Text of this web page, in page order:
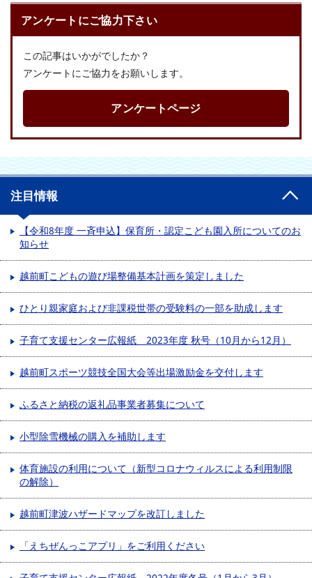
アンケートにご協力下さい
この記事はいかがでしたか？
アンケートにご協力をお願いします。
アンケートページ
注目情報
【令和8年度 一斉申込】保育所・認定こども園入所についてのお
知らせ
越前町こどもの遊び場整備基本計画を策定しました
ひとり親家庭および非課税世帯の受験料の一部を助成します
子育て支援センター広報紙 2023年度 秋号（10月から12月）
越前町スポーツ競技全国大会等出場激励金を交付します
ふるさと納税の返礼品事業者募集について
小型除雪機械の購入を補助します
体育施設の利用について（新型コロナウィルスによる利用制限
の解除）
越前町津波ハザードマップを改訂しました
「えちぜんっこアプリ」をご利用ください